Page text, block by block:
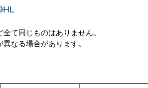
て同じものはありません。
なる場合があります。